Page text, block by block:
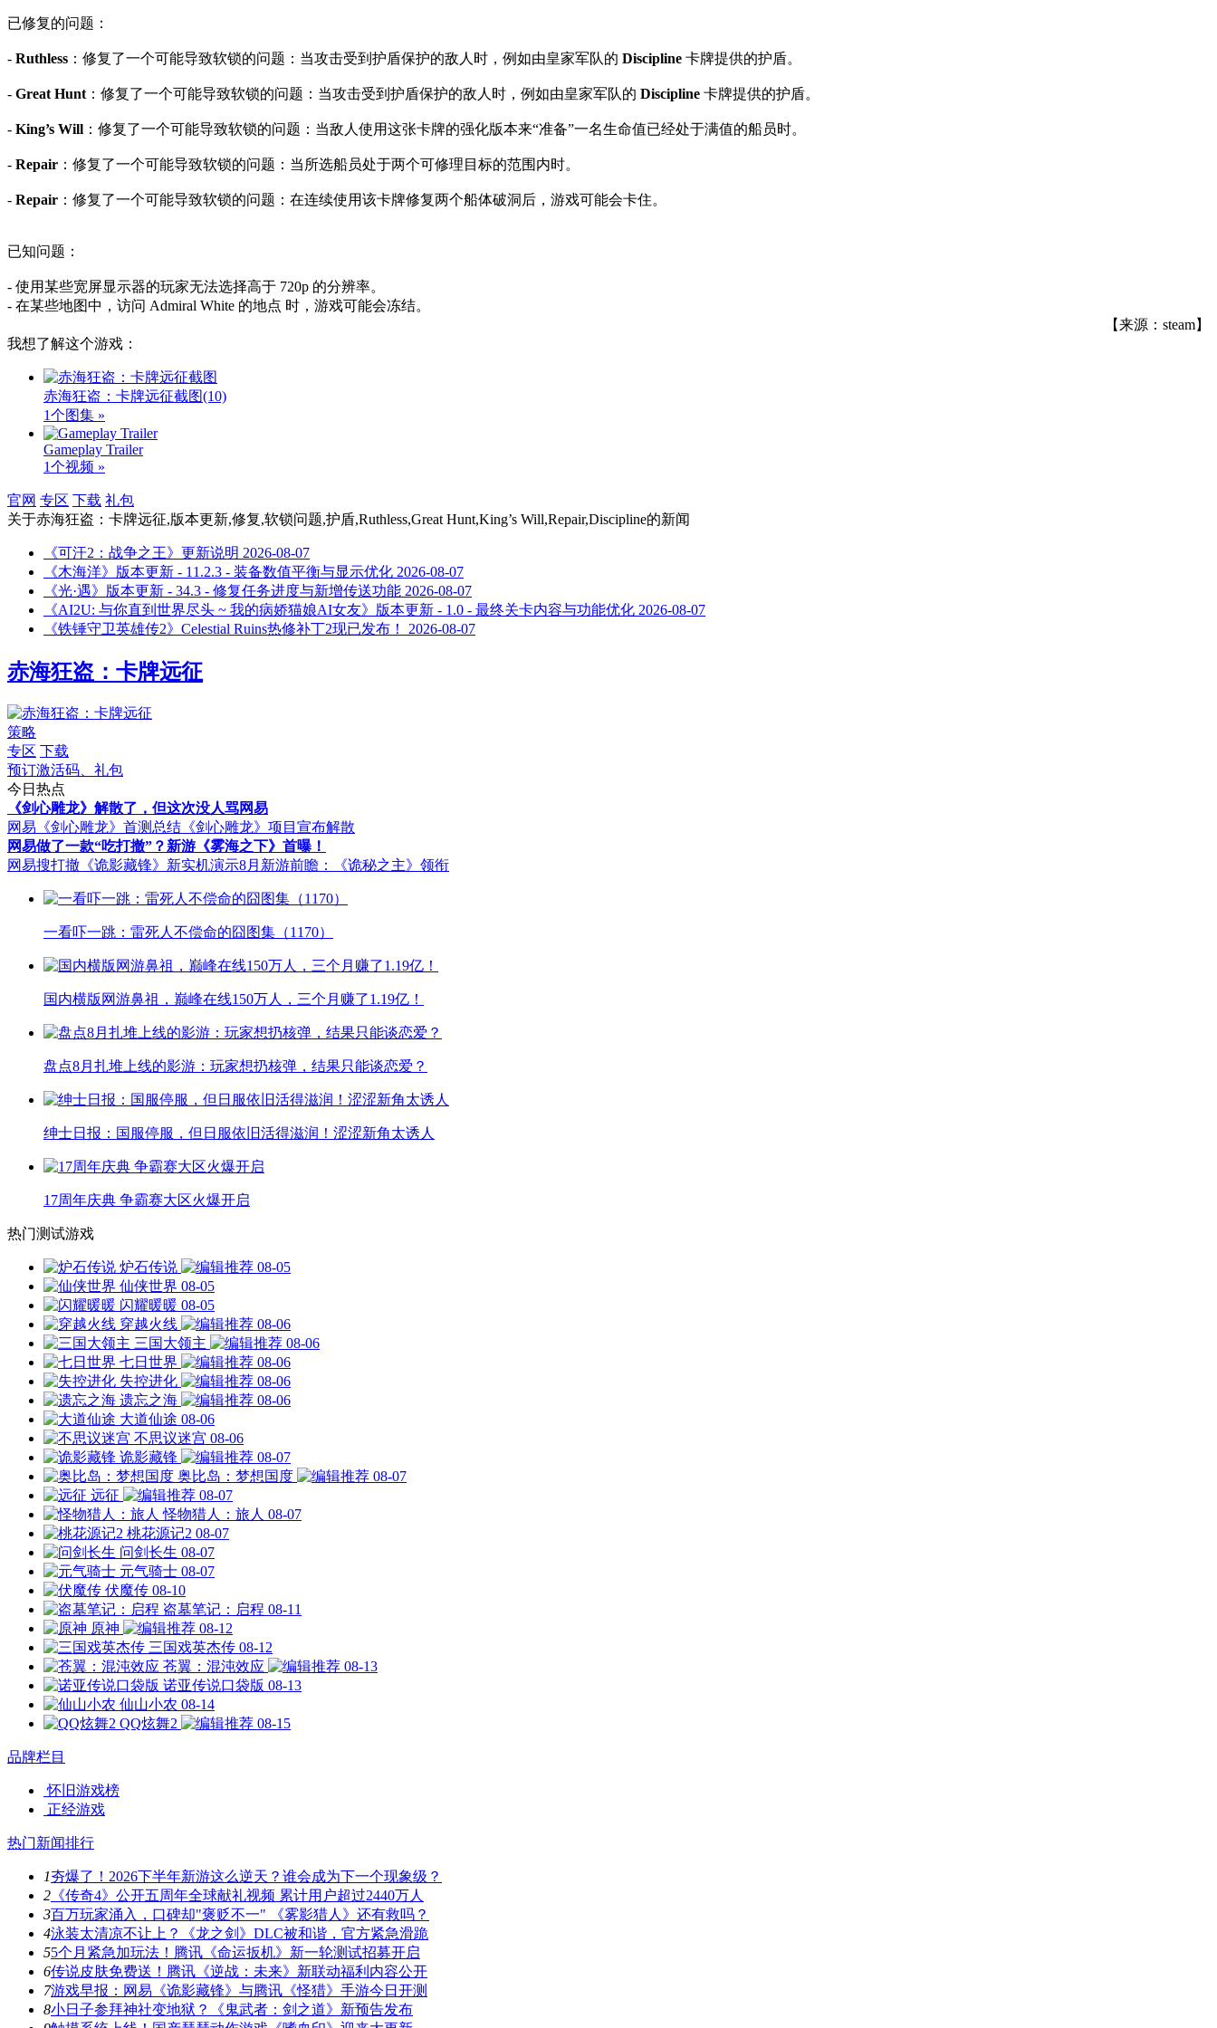
已修复的问题：
- Ruthless ：修复了一个可能导致软锁的问题：当攻击受到护盾保护的敌人时，例如由皇家军队的 Discipline 卡牌提供的护盾。
- Great Hunt ：修复了一个可能导致软锁的问题：当攻击受到护盾保护的敌人时，例如由皇家军队的 Discipline 卡牌提供的护盾。
- King’s Will ：修复了一个可能导致软锁的问题：当敌人使用这张卡牌的强化版本来“准备”一名生命值已经处于满值的船员时。
- Repair ：修复了一个可能导致软锁的问题：当所选船员处于两个可修理目标的范围内时。
- Repair ：修复了一个可能导致软锁的问题：在连续使用该卡牌修复两个船体破洞后，游戏可能会卡住。
已知问题：
- 使用某些宽屏显示器的玩家无法选择高于 720p 的分辨率。
- 在某些地图中，访问 Admiral White 的地点 时，游戏可能会冻结。
【来源：steam】
我想了解这个游戏：
赤海狂盗：卡牌远征截图(10)
1个图集 »
Gameplay Trailer
1个视频 »
官网 专区 下载 礼包
关于赤海狂盗：卡牌远征,版本更新,修复,软锁问题,护盾,Ruthless,Great Hunt,King’s Will,Repair,Discipline的新闻
《可汗2：战争之王》更新说明 2026-08-07
《木海洋》版本更新 - 11.2.3 - 装备数值平衡与显示优化 2026-08-07
《光·遇》版本更新 - 34.3 - 修复任务进度与新增传送功能 2026-08-07
《AI2U: 与你直到世界尽头 ~ 我的病娇猫娘AI女友》版本更新 - 1.0 - 最终关卡内容与功能优化 2026-08-07
《铁锤守卫英雄传2》Celestial Ruins热修补丁2现已发布！
2026-08-07
赤海狂盗：卡牌远征
策略
专区 下载
预订激活码、礼包
今日热点
《剑心雕龙》解散了，但这次没人骂网易
网易《剑心雕龙》首测总结 《剑心雕龙》项目宣布解散
网易做了一款“吃打撤”？新游《雾海之下》首曝！
网易搜打撤《诡影藏锋》新实机演示8月新游前瞻：《诡秘之主》领衔
一看吓一跳：雷死人不偿命的囧图集（1170）
国内横版网游鼻祖，巅峰在线150万人，三个月赚了1.19亿！
盘点8月扎堆上线的影游：玩家想扔核弹，结果只能谈恋爱？
绅士日报：国服停服，但日服依旧活得滋润！涩涩新角太诱人
17周年庆典 争霸赛大区火爆开启
热门测试游戏
炉石传说
08-05
仙侠世界 08-05
闪耀暖暖 08-05
穿越火线
08-06
三国大领主
08-06
七日世界
08-06
失控进化
08-06
遗忘之海
08-06
大道仙途 08-06
不思议迷宫 08-06
诡影藏锋
08-07
奥比岛：梦想国度
08-07
远征
08-07
怪物猎人：旅人 08-07
桃花源记2 08-07
问剑长生 08-07
元气骑士 08-07
伏魔传 08-10
盗墓笔记：启程 08-11
原神
08-12
三国戏英杰传 08-12
苍翼：混沌效应
08-13
诺亚传说口袋版 08-13
仙山小农 08-14
QQ炫舞2
08-15
品牌栏目
怀旧游戏榜
正经游戏
热门新闻排行
1夯爆了！2026下半年新游这么逆天？谁会成为下一个现象级？
2 《传奇4》公开五周年全球献礼视频 累计用户超过2440万人
3百万玩家涌入，口碑却"褒贬不一" 《雾影猎人》还有救吗？
4泳装太清凉不让上？《龙之剑》DLC被和谐，官方紧急滑跪
55个月紧急加玩法！腾讯《命运扳机》新一轮测试招募开启
6传说皮肤免费送！腾讯《逆战：未来》新联动福利内容公开
7游戏早报：网易《诡影藏锋》与腾讯《怪猎》手游今日开测
8小日子参拜神社变地狱？《鬼武者：剑之道》新预告发布